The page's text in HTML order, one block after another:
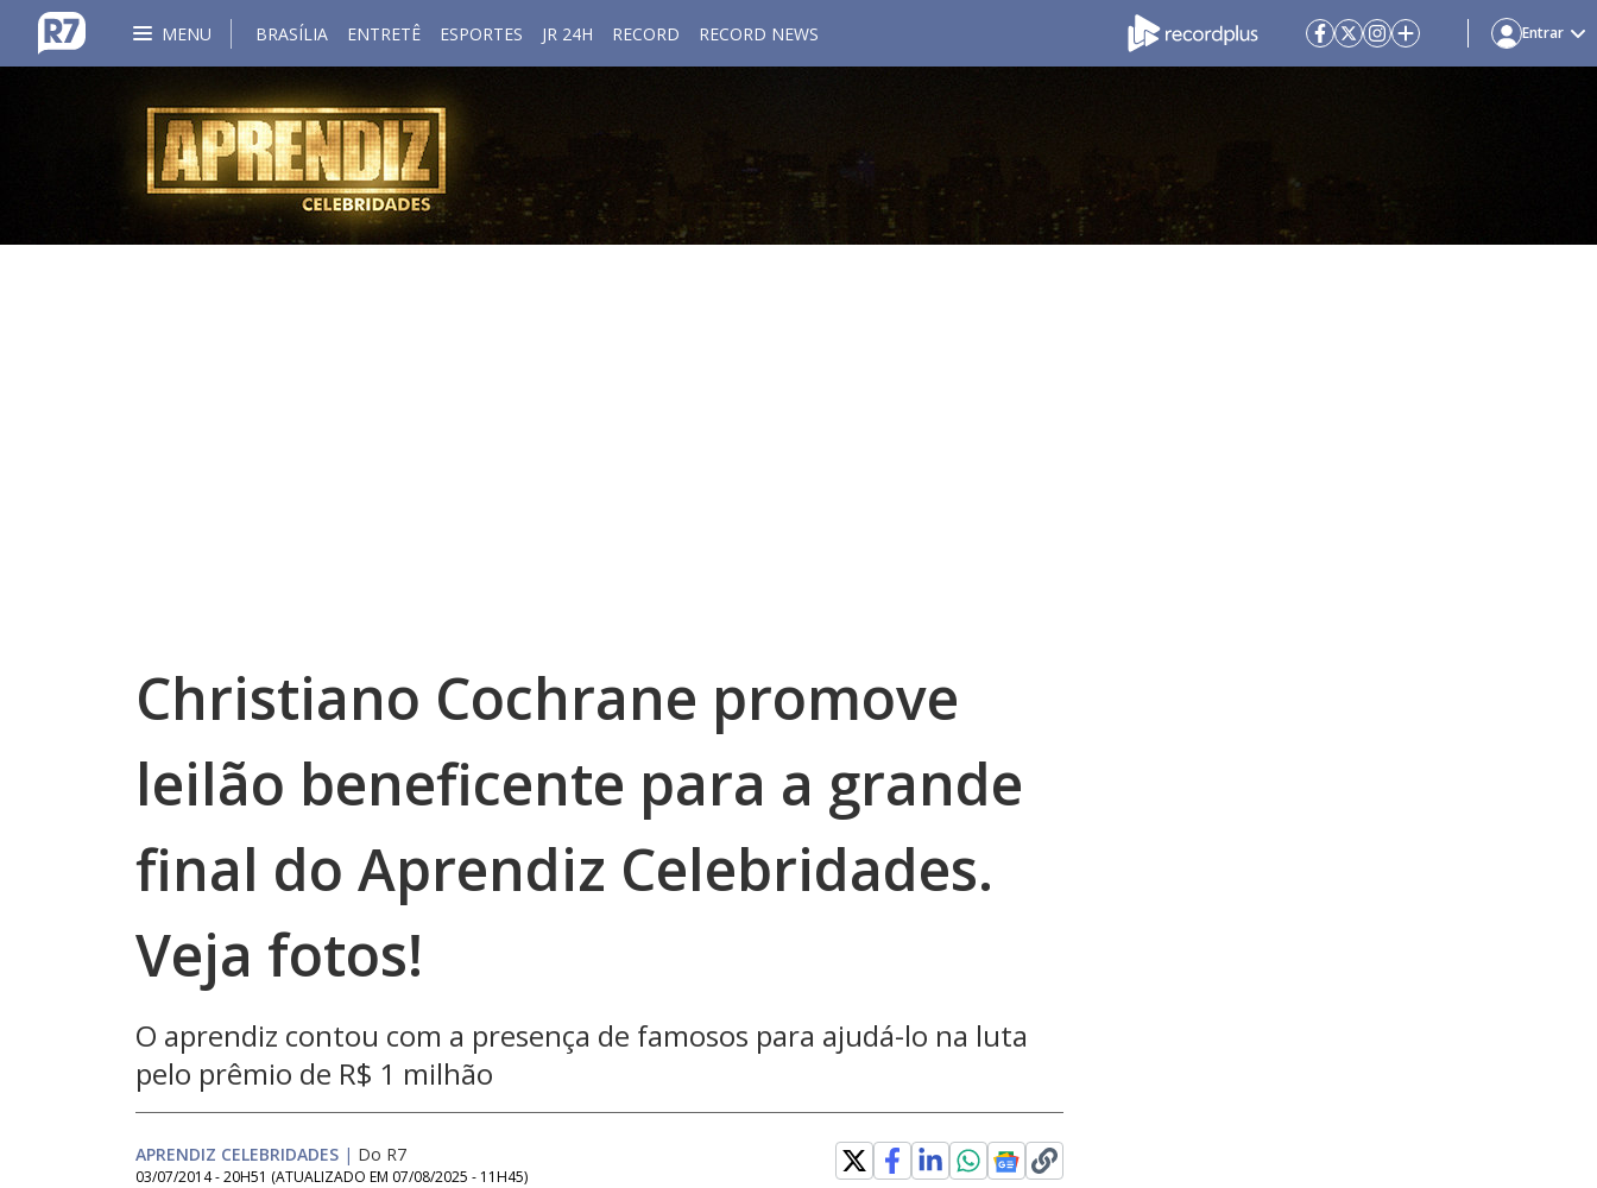
MENU BRASÍLIA ENTRETÊ ESPORTES JR 24H RECORD RECORD NEWS Entrar
Christiano Cochrane promove
leilão beneficente para a grande
final do Aprendiz Celebridades.
Veja fotos!
O aprendiz contou com a presença de famosos para ajudá-lo na luta
pelo prêmio de R$ 1 milhão
APRENDIZ CELEBRIDADES | Do R7
03/07/2014 - 20H51 (ATUALIZADO EM 07/08/2025 - 11H45)